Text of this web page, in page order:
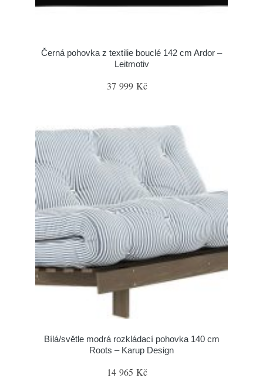
Černá pohovka z textilie bouclé 142 cm Ardor –
Leitmotiv
37 999 Kč
Bílá/světle modrá rozkládací pohovka 140 cm
Roots – Karup Design
14 965 Kč